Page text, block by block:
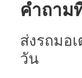
คำถาม
ส่งรถมอ
วัน